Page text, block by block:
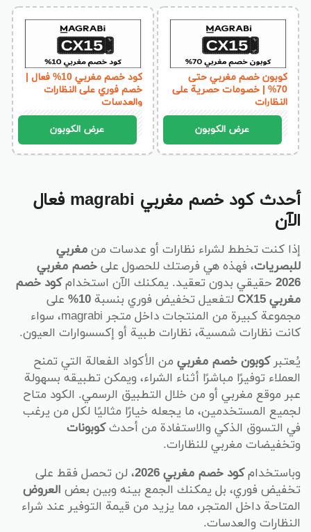
كوبون خصم مغربي حتى
70% | خصومات حصرية على
النظارات
عرض الكوبون
كود خصم مغربي 10% فعال |
خصم فوري على النظارات
والعدسات
عرض الكوبون
أحدث كود خصم مغربي magrabi فعال
الآن
إذا كنت تخطط لشراء نظارات أو عدسات من مغربي
للبصريات، فهذه هي فرصتك للحصول على خصم مغربي
2026 حقيقي بدون تعقيد. يمكنك الآن استخدامكود خصم
مغربي CX15
لتفعيل تخفيض فوري بنسبة 10%
على
مجموعة كبيرة من المنتجات داخل متجر magrabi، سواء
كانت نظارات شمسية، نظارات طبية أو إكسسوارات العيون.
يُعتبركوبون خصم مغربي من الأكواد الفعالة التي تمنح
العملاء توفيرًا مباشرًا أثناء الشراء، ويمكن تطبيقه بسهولة
عبر موقع مغربي أو من خلال التطبيق الرسمي. الكود متاح
لجميع المستخدمين، ما يجعله خيارًا مثاليًا لكل من يرغب
في التسوق الذكي والاستفادة من أحدثكوبونات
وتخفيضات مغربي للنظارات.
وباستخدامكود خصم مغربي 2026
، لن تحصل فقط على
تخفيض فوري، بل يمكنك الجمع بينه وبين بعض العروض
المتاحة داخل المتجر، مما يزيد من قيمة التوفير عند شراء
النظارات والعدسات.